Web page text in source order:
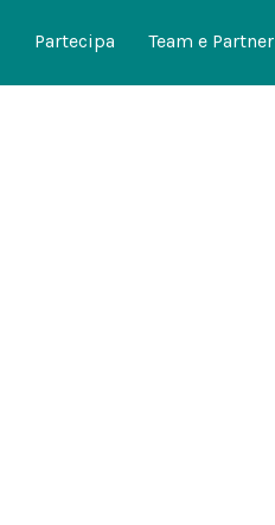
Partecipa Team e Partner